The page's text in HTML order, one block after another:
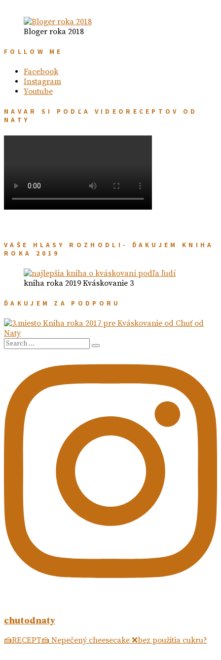
Bloger roka 2018
FOLLOW ME
Facebook
Instagram
Youtube
NAVAR SI PODĽA VIDEORECEPTOV OD
NATY
VAŠE HLASY ROZHODLI- ĎAKUJEM KNIHA
ROKA 2019
kniha roka 2019 Kváskovanie 3
ĎAKUJEM ZA PODPORU
Search
Search
chutodnaty
🍰RECEPT🍰 Nepečený cheesecake ❌bez použitia cukru?